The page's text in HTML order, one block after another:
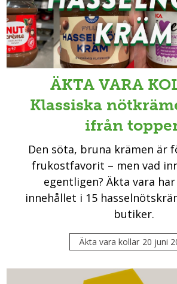
ÄKTA VARA
Klassiska
ifrån
Den söta, bruna krämen är
frukostfavorit – men vad
egentligen? Äkta vara
innehållet i 15
butiker.
Äkta vara kollar 20 juni